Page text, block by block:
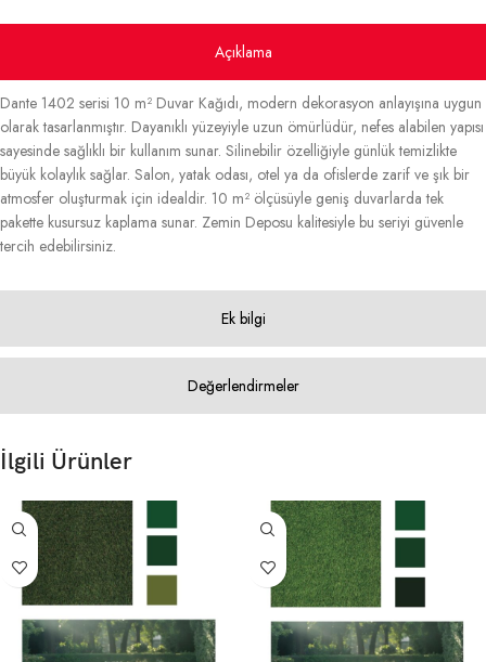
Açıklama
Ek bilgi
Değerlendirmeler
Dante 1402 serisi 10 m² Duvar Kağıdı, modern dekorasyon anlayışına uygun
olarak tasarlanmıştır. Dayanıklı yüzeyiyle uzun ömürlüdür, nefes alabilen yapısı
sayesinde sağlıklı bir kullanım sunar. Silinebilir özelliğiyle günlük temizlikte
büyük kolaylık sağlar. Salon, yatak odası, otel ya da ofislerde zarif ve şık bir
atmosfer oluşturmak için idealdir. 10 m² ölçüsüyle geniş duvarlarda tek
pakette kusursuz kaplama sunar. Zemin Deposu kalitesiyle bu seriyi güvenle
tercih edebilirsiniz.
İlgili Ürünler